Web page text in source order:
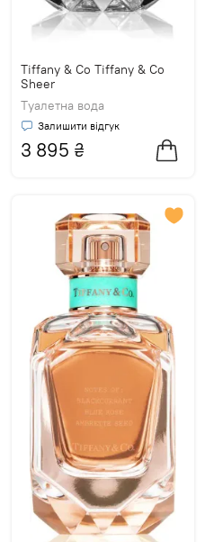
Tiffany & Co Tiffany & Co
Sheer
Туалетна вода
Залишити відгук
3 895 ₴